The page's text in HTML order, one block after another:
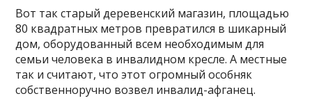
Вот так старый деревенский магазин, площадью
80 квадратных метров превратился в шикарный
дом, оборудованный всем необходимым для
семьи человека в инвалидном кресле. А местные
так и считают, что этот огромный особняк
собственноручно возвел инвалид-афганец.